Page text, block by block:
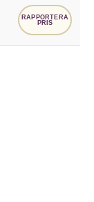
RAPPORTERA
PRIS